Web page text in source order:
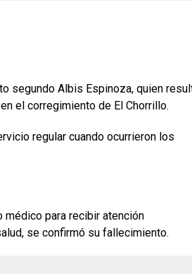
segundo Albis Espinoza, quien
el corregimiento de El Chorrillo.
regular cuando ocurrieron los
médico para recibir atención
se confirmó su fallecimiento.